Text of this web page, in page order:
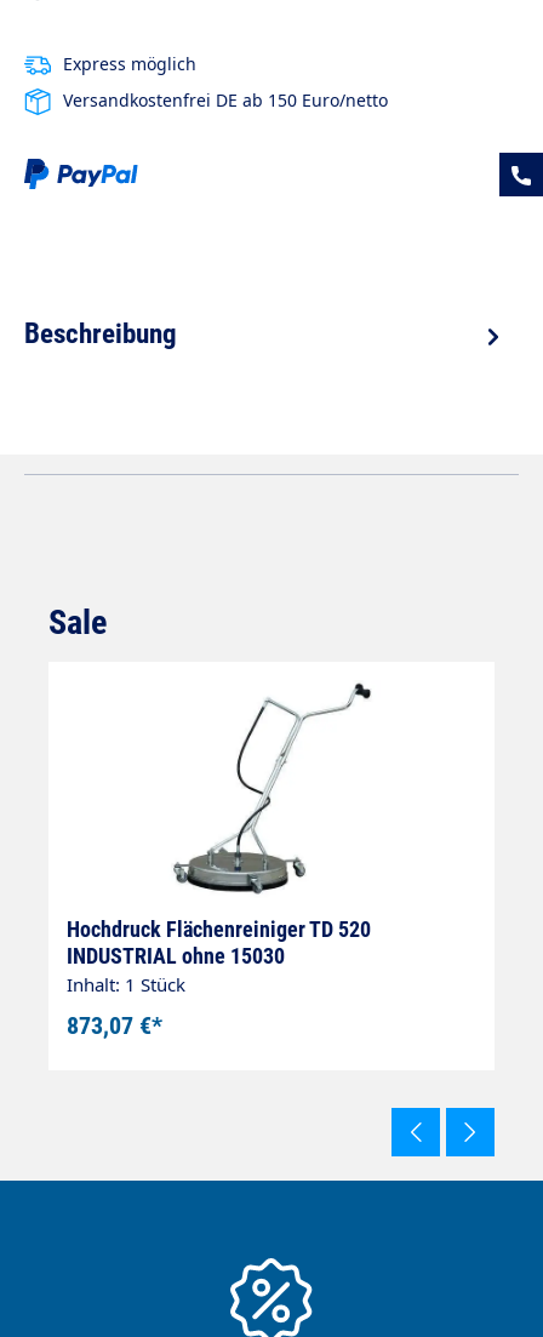
Express möglich
Versandkostenfrei DE ab 150 Euro/netto
Beschreibung
Produktgalerie überspringen
Sale
Hochdruck Flächenreiniger TD 520
INDUSTRIAL ohne 15030
Inhalt: 1 Stück
873,07 €*